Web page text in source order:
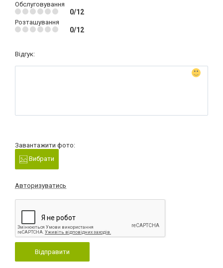
Обслуговування
0/12
Розташування
0/12
Відгук:
Завантажити фото:
Вибрати
Авторизуватись
Відправити